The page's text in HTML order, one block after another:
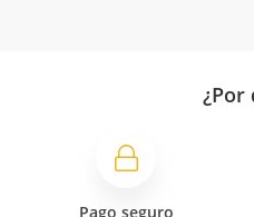
¿Por
Pago seguro